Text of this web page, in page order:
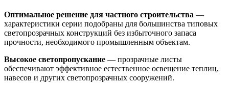
Оптимальное решение для частного строительства —
характеристики серии подобраны для большинства типовых
светопрозрачных конструкций без избыточного запаса
прочности, необходимого промышленным объектам.
Высокое светопропускание — прозрачные листы
обеспечивают эффективное естественное освещение теплиц,
навесов и других светопрозрачных сооружений.